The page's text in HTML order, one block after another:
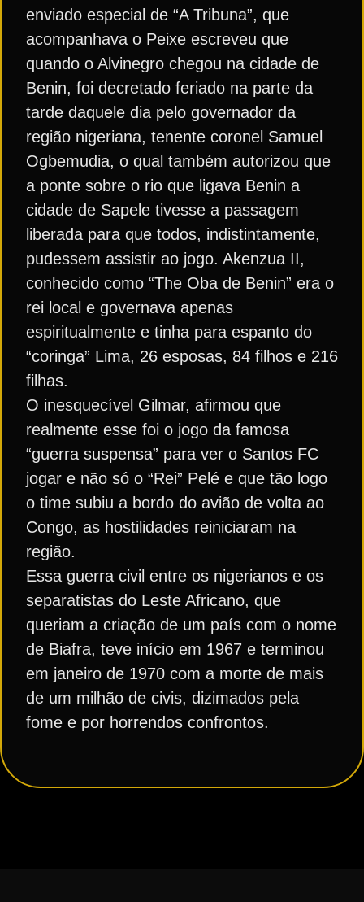
enviado especial de “A Tribuna”, que
acompanhava o Peixe escreveu que
quando o Alvinegro chegou na cidade de
Benin, foi decretado feriado na parte da
tarde daquele dia pelo governador da
região nigeriana, tenente coronel Samuel
Ogbemudia, o qual também autorizou que
a ponte sobre o rio que ligava Benin a
cidade de Sapele tivesse a passagem
liberada para que todos, indistintamente,
pudessem assistir ao jogo. Akenzua II,
conhecido como “The Oba de Benin” era o
rei local e governava apenas
espiritualmente e tinha para espanto do
“coringa” Lima, 26 esposas, 84 filhos e 216
filhas.
O inesquecível Gilmar, afirmou que
realmente esse foi o jogo da famosa
“guerra suspensa” para ver o Santos FC
jogar e não só o “Rei” Pelé e que tão logo
o time subiu a bordo do avião de volta ao
Congo, as hostilidades reiniciaram na
região.
Essa guerra civil entre os nigerianos e os
separatistas do Leste Africano, que
queriam a criação de um país com o nome
de Biafra, teve início em 1967 e terminou
em janeiro de 1970 com a morte de mais
de um milhão de civis, dizimados pela
fome e por horrendos confrontos.